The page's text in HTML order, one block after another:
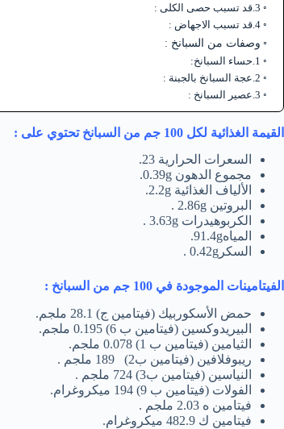
3.قد تسبب حصى الكلى :
4.قد تسبب الاجهاض :
وصفات من السبانخ :
1.حساء السبانخ:
2.عجة السبانخ بالجبنة :
3.عصير السبانخ :
القيمة الغذائية لكل 100 جم من السبانخ تحتوي على :
السعرات الحرارية 23.
مجموع الدهون 0.39g.
الألياف الغذائية 2.2g.
البروتين 2.86g .
الكربوهيدرات 3.63g .
المياه91.4g.
السكر0.42g .
الفيتامينات الموجودة في 100 جم من السبانخ :
حمض الأسكوربيك (فيتامين ج) 28.1 ملجم.
البيريدوكسين (فيتامين ب 6) 0.195 ملجم.
الثيامين (فيتامين ب 1) 0.078 ملجم.
ريبوفلافين (فيتامين ب2) 189 ملجم .
النياسين (فيتامين ب3) 724 ملجم .
الفولات (فيتامين ب 9) 194 ميكروغرام.
فيتامين ه 2.03 ملجم .
فيتامين ك 482.9 ميكروغرام.